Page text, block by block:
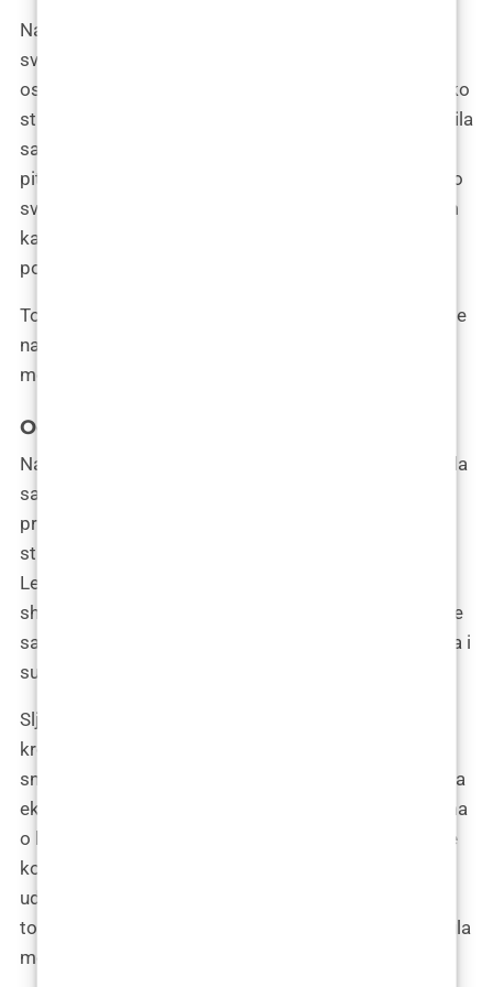
Nastavile smo razgovarati duboko u noć, istražujući
svaki mogući kut moje odluke. Kroz taj razgovor,
osjećala sam kako se moja odlučnost cementira, kako
strah popušta mjesto uzbuđenju za ono što dolazi. Bila
sam zahvalna na Aninoj iskrenosti, na njezinim
pitanjima koja su me potaknula da dublje promislim o
svojoj odluci. Sa svakim njenim upitom, osjećala sam
kako se moje samopouzdanje u moju odluku
povećava.
To veče, Ana nije samo potvrdila svoju ulogu kao moje
najbolje prijateljice, već je i postala nezamjenjiv dio
mog putovanja prema novom ja.
Odluka
Nakon večeri provedene u razgovoru s Anom, osjećala
sam kako se nešto mijenja u meni. Njezina podrška i
praktična pitanja nisu samo odagnala dio mojih
strahova, već su i dodatno osnažila moju odlučnost.
Ležeći u krevetu, slušajući kako kiša tiho prestaje,
shvatila sam da je došlo vrijeme za korak naprijed. Ne
samo da sam željela promjenu, već sam bila spremna i
suočiti se s izazovima koje ona nosi.
Sljedećeg jutra, s prvim zrakama sunca probijajući
kroz zavjese, otvorila sam laptop. Srce mi je kucalo
snažno, odjekujući u prsima kao bubanj pred bitku. Na
ekranu su me čekale otvorene kartice s informacijama
o klinici, kontakt podaci, e-mail adresa za zakazivanje
konzultacija. Zastala sam na trenutak, duboko
udahnula, kao da sam na rubu skoka u nepoznato. U
tom trenutku, mješavina uzbuđenja i straha zapljusnula
me snažnije nego ikad.